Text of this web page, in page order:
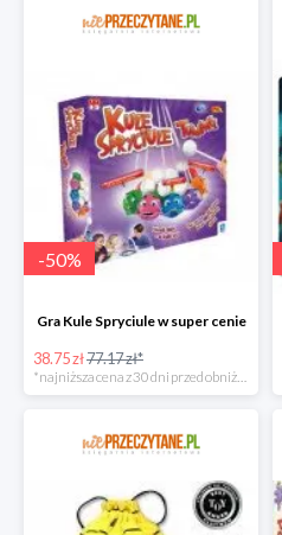
-50%
Gra Kule Spryciule w super cenie
38.75 zł77.17 zł*